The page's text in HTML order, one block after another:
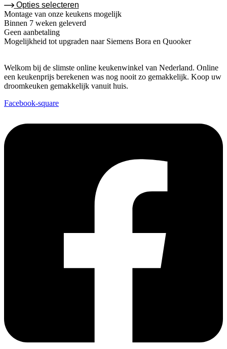
Opties selecteren
Montage van onze keukens mogelijk
Binnen 7 weken geleverd
Geen aanbetaling
Mogelijkheid tot upgraden naar Siemens Bora en Quooker
Welkom bij de slimste online keukenwinkel van Nederland. Online
een keukenprijs berekenen was nog nooit zo gemakkelijk. Koop uw
droomkeuken gemakkelijk vanuit huis.
Facebook-square